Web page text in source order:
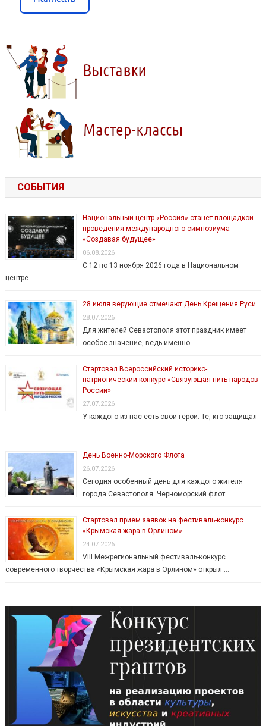
СОБЫТИЯ
Национальный центр «Россия» станет площадкой
проведения международного симпозиума
«Создавая будущее»
06.08.2026
С 12 по 13 ноября 2026 года в Национальном
центре …
28 июля верующие отмечают День Крещения Руси
28.07.2026
Для жителей Севастополя этот праздник имеет
особое значение, ведь именно …
Стартовал Всероссийский историко-
патриотический конкурс «Связующая нить народов
России»
27.07.2026
У каждого из нас есть свои герои. Те, кто защищал
…
День Военно-Морского Флота
26.07.2026
Сегодня особенный день для каждого жителя
города Севастополя. Черноморский флот …
Стартовал прием заявок на фестиваль-конкурс
«Крымская жара в Орлином»
24.07.2026
VIII Межрегиональный фестиваль-конкурс
современного творчества «Крымская жара в Орлином» открыл …